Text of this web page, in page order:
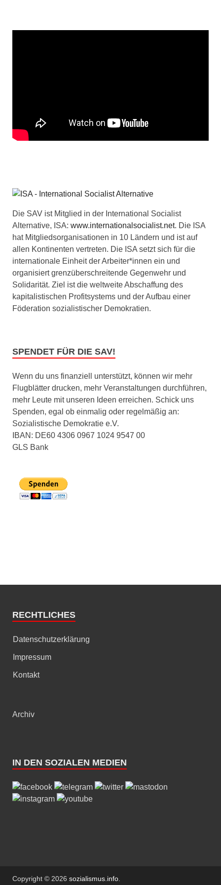
Die SAV ist Mitglied in der International Socialist
Alternative, ISA: www.internationalsocialist.net. Die ISA
hat Mitgliedsorganisationen in 10 Ländern und ist auf
allen Kontinenten vertreten. Die ISA setzt sich für die
internationale Einheit der Arbeiter*innen ein und
organisiert grenzüberschreitende Gegenwehr und
Solidarität. Ziel ist die weltweite Abschaffung des
kapitalistischen Profitsystems und der Aufbau einer
Föderation sozialistischer Demokratien.
SPENDET FÜR DIE SAV!
Wenn du uns finanziell unterstützt, können wir mehr
Flugblätter drucken, mehr Veranstaltungen durchführen,
mehr Leute mit unseren Ideen erreichen. Schick uns
Spenden, egal ob einmalig oder regelmäßig an:
Sozialistische Demokratie e.V.
IBAN: DE60 4306 0967 1024 9547 00
GLS Bank
RECHTLICHES
Datenschutzerklärung
Impressum
Kontakt
Archiv
IN DEN SOZIALEN MEDIEN
Copyright © 2026 sozialismus.info.